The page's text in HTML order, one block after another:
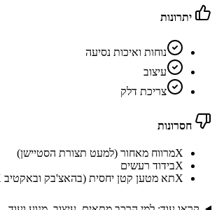
יתרונות
נוחות ואיכות נסיעה
עיצוב
צריכת דלק
חסרונות
Xמרווח מאחור (למעט תצורת הסטיישן)
Xבידוד רעשים
Xתא מטען קטן יחסית (בהאצ'בק ובאקטיב X)